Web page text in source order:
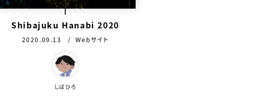
Shibajuku Hanabi 2020
公開日：
2020.09.13 カテゴリ：
Webサイト
この作品を作った人
しばひろ